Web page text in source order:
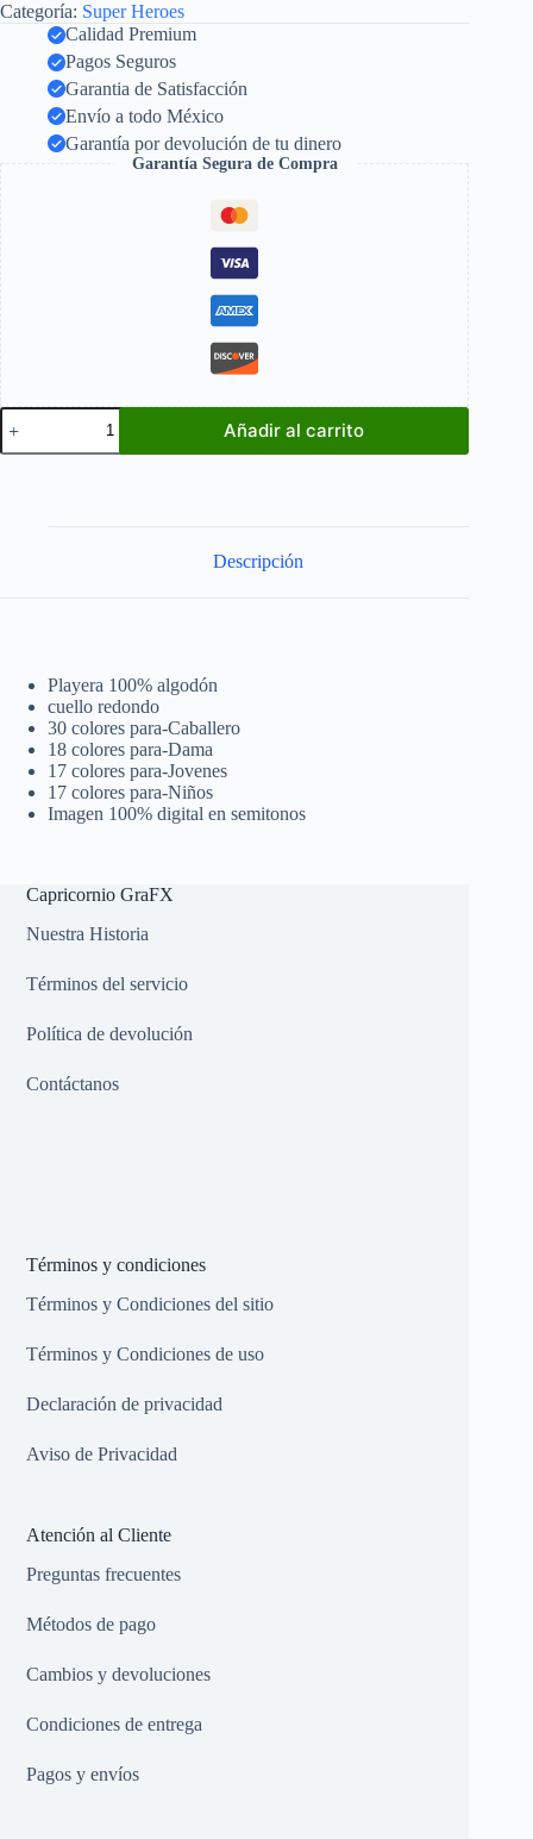
Categoría: Super Heroes
Calidad Premium
Pagos Seguros
Garantia de Satisfacción
Envío a todo México
Garantía por devolución de tu dinero
Garantía Segura de Compra
Batman
Insignia
cantidad
Añadir al carrito
Descripción
Playera 100% algodón
cuello redondo
30 colores para-Caballero
18 colores para-Dama
17 colores para-Jovenes
17 colores para-Niños
Imagen 100% digital en semitonos
Capricornio GraFX
Nuestra Historia
Términos del servicio
Política de devolución
Contáctanos
Términos y condiciones
Términos y Condiciones del sitio
Términos y Condiciones de uso
Declaración de privacidad
Aviso de Privacidad
Atención al Cliente
Preguntas frecuentes
Métodos de pago
Cambios y devoluciones
Condiciones de entrega
Pagos y envíos